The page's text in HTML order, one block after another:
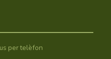
per telèfon